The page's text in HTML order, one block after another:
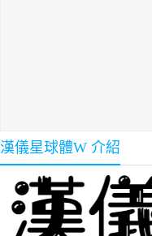
漢儀星球體W 介紹